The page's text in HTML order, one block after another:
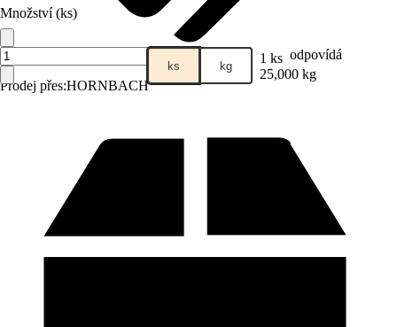
Prodej přes:HORNBACH
Množství (ks)
ks kg 1 ks odpovídá
25,000 kg